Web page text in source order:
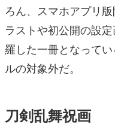
ろん、スマホアプリ
ラストや初公開の設
羅した一冊となって
ルの対象外だ。
刀剣乱舞祝画